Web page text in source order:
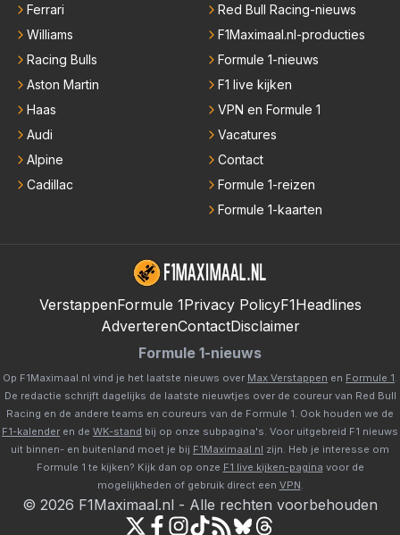
Ferrari
Williams
Racing Bulls
Aston Martin
Haas
Audi
Alpine
Cadillac
Red Bull Racing-nieuws
F1Maximaal.nl-producties
Formule 1-nieuws
F1 live kijken
VPN en Formule 1
Vacatures
Contact
Formule 1-reizen
Formule 1-kaarten
VerstappenFormule 1Privacy PolicyF1Headlines
AdverterenContactDisclaimer
Formule 1-nieuws
Op F1Maximaal.nl vind je het laatste nieuws over Max Verstappen en Formule 1
De redactie schrijft dagelijks de laatste nieuwtjes over de coureur van Red Bull
Racing en de andere teams en coureurs van de Formule 1. Ook houden we de
F1-kalender en de WK-stand bij op onze subpagina's. Voor uitgebreid F1 nieuws
uit binnen- en buitenland moet je bij F1Maximaal.nl zijn. Heb je interesse om
Formule 1 te kijken? Kijk dan op onze F1 live kijken-pagina voor de
mogelijkheden of gebruik direct een VPN
© 2026 F1Maximaal.nl - Alle rechten voorbehouden